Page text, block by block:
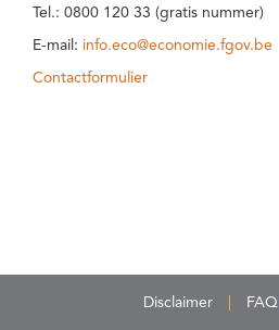
Tel.: 0800 120 33 (gratis nummer)
E-mail: info.eco@economie.fgov.be
Contactformulier
Disclaimer FAQ